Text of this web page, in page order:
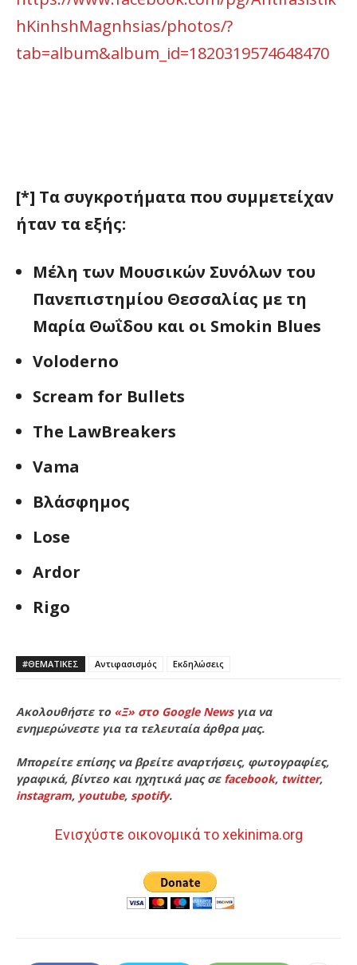
hKinhshMagnhsias/photos/?
tab=album&album_id=1820319574648470
[*] Τα συγκροτήματα που συμμετείχαν
ήταν τα εξής:
Μέλη των Μουσικών Συνόλων του
Πανεπιστημίου Θεσσαλίας με τη
Μαρία Θωΐδου και οι Smokin Blues
Voloderno
Scream for Bullets
The LawBreakers
Vama
Βλάσφημος
Lose
Ardor
Rigo
#ΘΕΜΑΤΙΚΈΣ Αντιφασισμός Εκδηλώσεις
Ακολουθήστε το «Ξ» στο Google Newsγια να
ενημερώνεστε για τα τελευταία άρθρα μας.
Μπορείτε επίσης να βρείτε αναρτήσεις, φωτογραφίες,
γραφικά, βίντεο και ηχητικά μας σε facebook, twitter,
instagram, youtube, spotify.
Ενισχύστε οικονομικά το xekinima.org